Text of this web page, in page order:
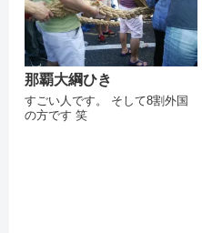
那覇大綱ひき
すごい人です。 そして8割外国
の方です 笑